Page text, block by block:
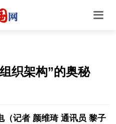
织架构”的奥秘
（记者 颜维琦 通讯员 黎子